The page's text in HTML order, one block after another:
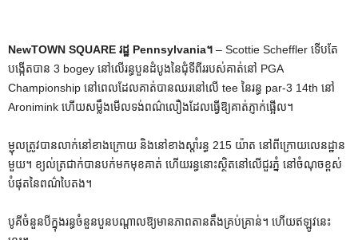
NewTOWN SQUARE រដ្ឋ Pennsylvania។ – Scottie Scheffler ទើបតែ
បង្កើតបាន 3 bogey នៅលើរន្ធបួនដំបូងនៃជុំទីពីររបស់គាត់នៅ PGA
Championship នៅពេលដែលគាត់បានឈរនៅលើ tee នៃរន្ធ par-3 14th នៅ
Aronimink ហើយសម្លឹងមើលទង់ពណ៌លឿងដែលធ្វើឱ្យគាត់ភ្ញាក់ផ្អើល។
ម្ជុលត្រូវបានលាក់នៅខាងក្រោយ និងនៅខាងស្តាំរន្ធ 215 យ៉ាត នៅពីក្រោយលេនដ្ឋាន
មួយ។ ខ្យល់ត្រជាក់បានបក់មកមុខគាត់ ហើយរន្ធនោះស្ថិតនៅលើជួរភ្នំ នៅចំណុចខ្ពស់
បំផុតនៃពណ៌បៃតង។
បូគីចំនួនបីក្នុងរន្ធចំនួនបួនបណ្តាលឱ្យមានភាពតានតឹងគ្រប់គ្រាន់។ ហើយឥឡូវនេះ